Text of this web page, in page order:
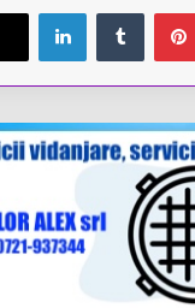
LinkedInTumblr